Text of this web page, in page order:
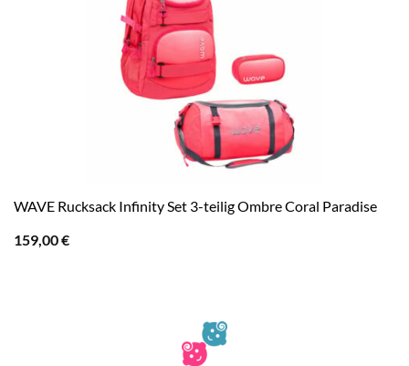
WAVE Rucksack Infinity Set 3-teilig Ombre Coral Paradise
159,00€